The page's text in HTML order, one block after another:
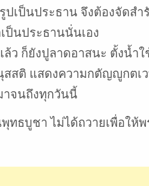
เป็นประธาน จึงต้องจัดสำ
ป็นประธานนั่นเอง
ว ก็ยังปูลาดอาสนะ ตั้งน้ำ
สสติ แสดงความกตัญญูกตเ
าจนถึงทุกวันนี้
ธบูชา ไม่ได้ถวายเพื่อให้พ